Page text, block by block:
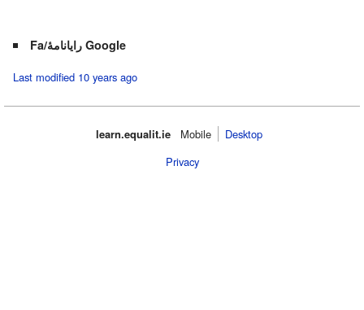
Fa/رایانامهٔ Google
Last modified 10 years ago
learn.equalit.ie Mobile‌
Desktop
Privacy